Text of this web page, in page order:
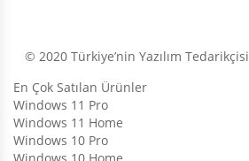
© 2020 Türkiye’nin Yazılım Tedarikçisi
En Çok Satılan Ürünler
Windows 11 Pro
Windows 11 Home
Windows 10 Pro
Windows 10 Home